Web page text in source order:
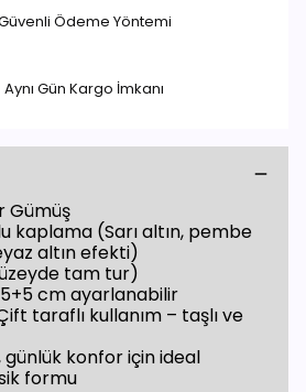
Ödeme Yöntemi
Aynı Gün Kargo İmkanı
Gümüş
kaplama (Sarı altın, pembe
altın efekti)
tam tur)
cm ayarlanabilir
taraflı kullanım – taşlı ve
günlük konfor için ideal
formu